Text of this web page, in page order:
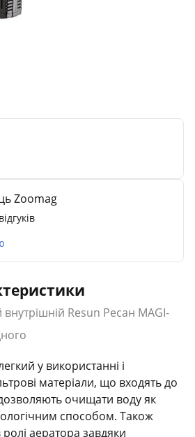
Zoomag
Resun Ресан MAGI-
у використанні і
матеріали, що входять до
очищати воду як
способом. Також
аератора завдяки